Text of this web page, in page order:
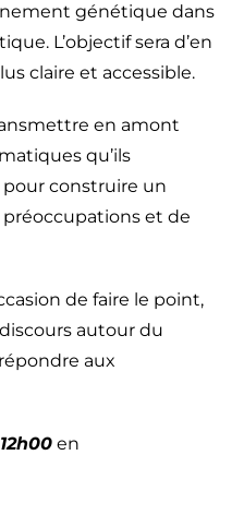
génétique dans
L’objectif sera d’en
claire et accessible.
en amont
qu’ils
construire un
et de
de faire le point,
autour du
aux
en